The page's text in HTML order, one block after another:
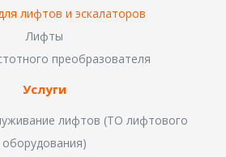
лифтов и эскалаторов
Лифты
преобразователя
Услуги
лифтов (ТО лифтового
оборудования)